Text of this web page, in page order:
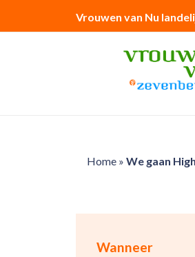
Vrouwen van Nu
Home» We gaan
Wanneer